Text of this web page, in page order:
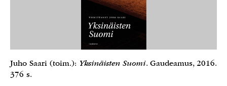
Juho Saari (toim.): Yksinäisten Suomi. Gaudeamus, 2016.
376 s.